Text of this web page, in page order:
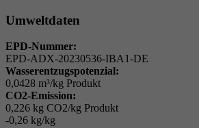
Umweltdaten
EPD-Nummer:
EPD-ADX-20230536-IBA1-DE
Wasserentzugspotenzial:
0,0428 m³/kg Produkt
CO2-Emission:
0,226 kg CO2/kg Produkt
-0,26 kg/kg